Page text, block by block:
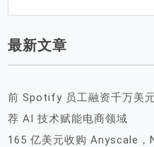
最新文章
前 Spotify 员工融资千万美
荐 AI 技术赋能电商领域
165 亿美元收购 Anyscale，